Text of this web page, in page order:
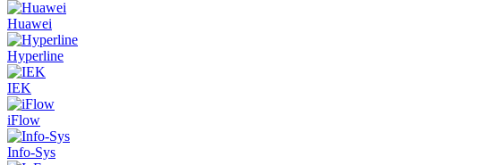
Huawei
Hyperline
IEK
iFlow
Info-Sys